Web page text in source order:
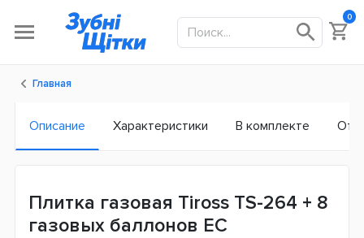
0
Главная
Описание Характеристики В комплекте
Плитка газовая Tiross TS-264 + 8
газовых баллонов ЕС